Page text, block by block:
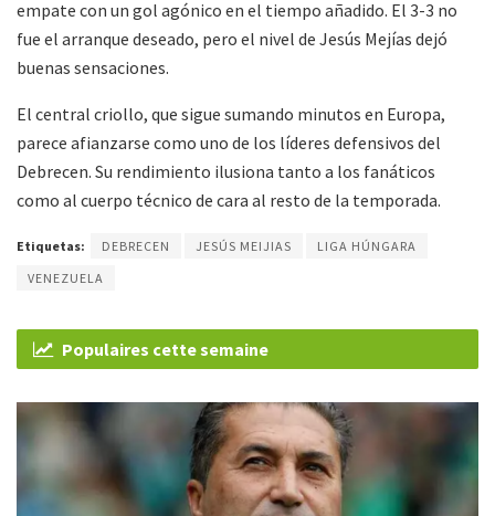
empate con un gol agónico en el tiempo añadido. El 3-3 no
fue el arranque deseado, pero el nivel de Jesús Mejías dejó
buenas sensaciones.
El central criollo, que sigue sumando minutos en Europa,
parece afianzarse como uno de los líderes defensivos del
Debrecen. Su rendimiento ilusiona tanto a los fanáticos
como al cuerpo técnico de cara al resto de la temporada.
Etiquetas: DEBRECEN JESÚS MEIJIAS
LIGA HÚNGARA
VENEZUELA
Populaires cette semaine